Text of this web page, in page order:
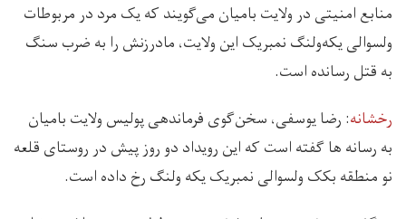
منابع امنیتی در ولایت بامیان می‌گویند که یک مرد در مربوطات
ولسوالی یکه‌ولنگ نمبریک این ولایت، مادرزنش را به ضرب سنگ
به قتل رسانده است.
رخشانه: رضا یوسفی، سخن‌گوی فرماندهی پولیس ولایت بامیان
به رسانه ها گفته است که این رویداد دو روز پیش در روستای قلعه
نو منطقه بکک ولسوالی نمبریک یکه ولنگ رخ داده است.